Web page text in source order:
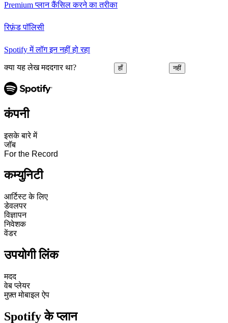
Premium प्लान कैंसिल करने का तरीका
रिफ़ंड पॉलिसी
Spotify में लॉग इन नहीं हो रहा
क्या यह लेख मददगार था? हाँ नहीं
कंपनी
इसके बारे में
जॉब
For the Record
कम्युनिटी
आर्टिस्ट के लिए
डेवलपर
विज्ञापन
निवेशक
वेंडर
उपयोगी लिंक
मदद
वेब प्लेयर
मुफ़्त मोबाइल ऐप
Spotify के प्लान